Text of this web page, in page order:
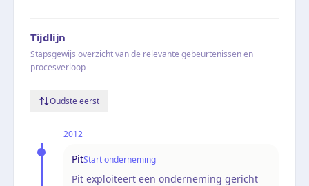
Tijdlijn
Stapsgewijs overzicht van de relevante gebeurtenissen en
procesverloop
Oudste eerst
2012
PitStart onderneming
Pit exploiteert een onderneming gericht